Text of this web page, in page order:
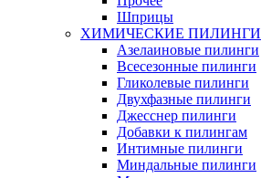
Шприцы
ХИМИЧЕСКИЕ ПИЛИНГИ
Азелаиновые пилинги
Всесезонные пилинги
Гликолевые пилинги
Двухфазные пилинги
Джесснер пилинги
Добавки к пилингам
Интимные пилинги
Миндальные пилинги